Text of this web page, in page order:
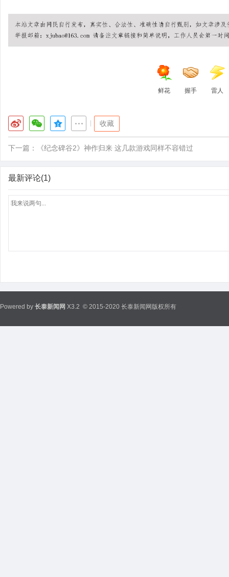
鲜花 握手 雷人
收藏
下一篇： 《纪念碑谷2》神作归来 这几款游戏同样不容错过
最新评论(1)
Powered by 长泰新闻网 X3.2 © 2015-2020 长泰新闻网版权所有